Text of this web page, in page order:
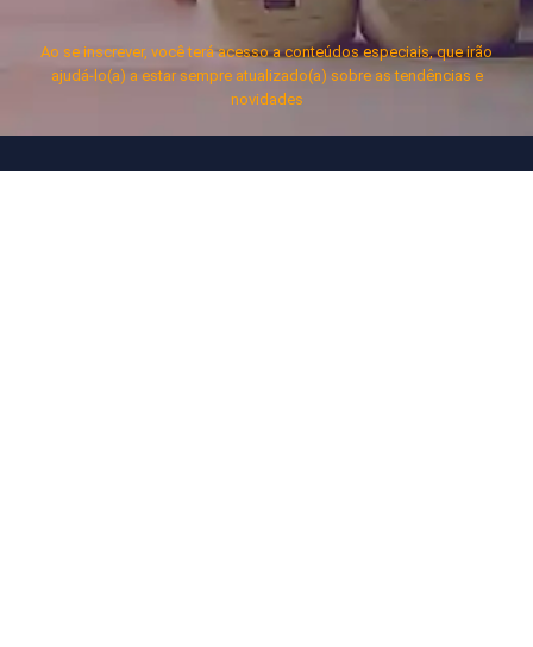
Ao se inscrever, você terá acesso a conteúdos especiais, que irão
ajudá-lo(a) a estar sempre atualizado(a) sobre as tendências e
novidades